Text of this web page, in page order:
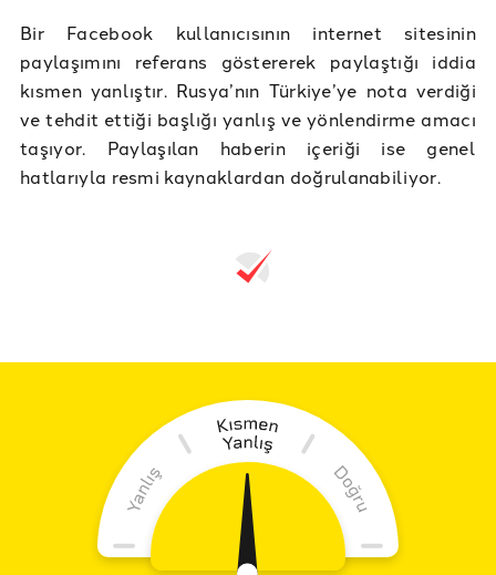
Bir Facebook kullanıcısının internet sitesinin
paylaşımını referans göstererek paylaştığı iddia
kısmen yanlıştır. Rusya’nın Türkiye’ye nota verdiği
ve tehdit ettiği başlığı yanlış ve yönlendirme amacı
taşıyor. Paylaşılan haberin içeriği ise genel
hatlarıyla resmi kaynaklardan doğrulanabiliyor.